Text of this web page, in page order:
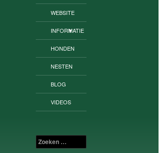
WEBSITE
INFORMATIE
HONDEN
NESTEN
BLOG
VIDEOS
Zoeken
naar: